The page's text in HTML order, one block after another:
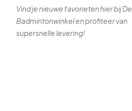
Vind je nieuwe favorieten hier bij De
Badmintonwinkel en profiteer van
supersnelle levering!